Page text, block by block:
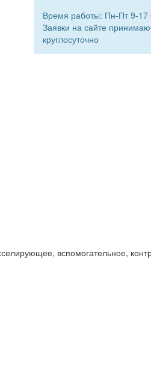
Время работы: Пн-Пт 9-17
Заявки на сайте
круглосуточно
вспомогательное,